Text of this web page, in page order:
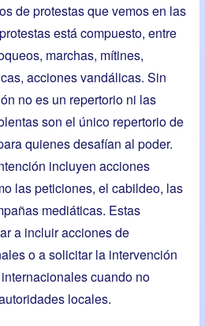
de protestas que vemos en las
está compuesto, entre
marchas, mítines,
acciones vandálicas. Sin
no es un repertorio ni las
son el único repertorio de
quienes desafían al poder.
incluyen acciones
las peticiones, el cabildeo, las
mediáticas. Estas
a incluir acciones de
o a solicitar la intervención
cuando no
locales.